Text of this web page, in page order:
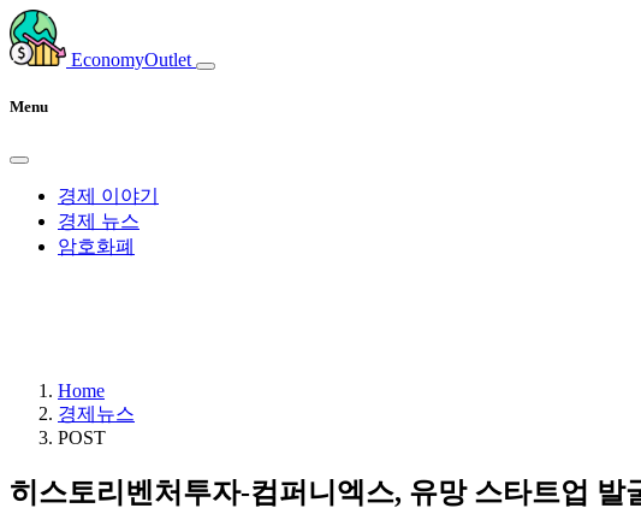
EconomyOutlet
Menu
경제 이야기
경제 뉴스
암호화폐
Home
경제뉴스
POST
히스토리벤처투자-컴퍼니엑스, 유망 스타트업 발